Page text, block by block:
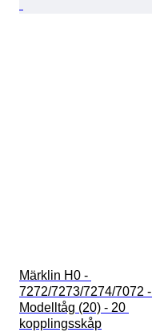
Märklin H0 -
7272/7273/7274/7072 -
Modelltåg (20) - 20
kopplingsskåp